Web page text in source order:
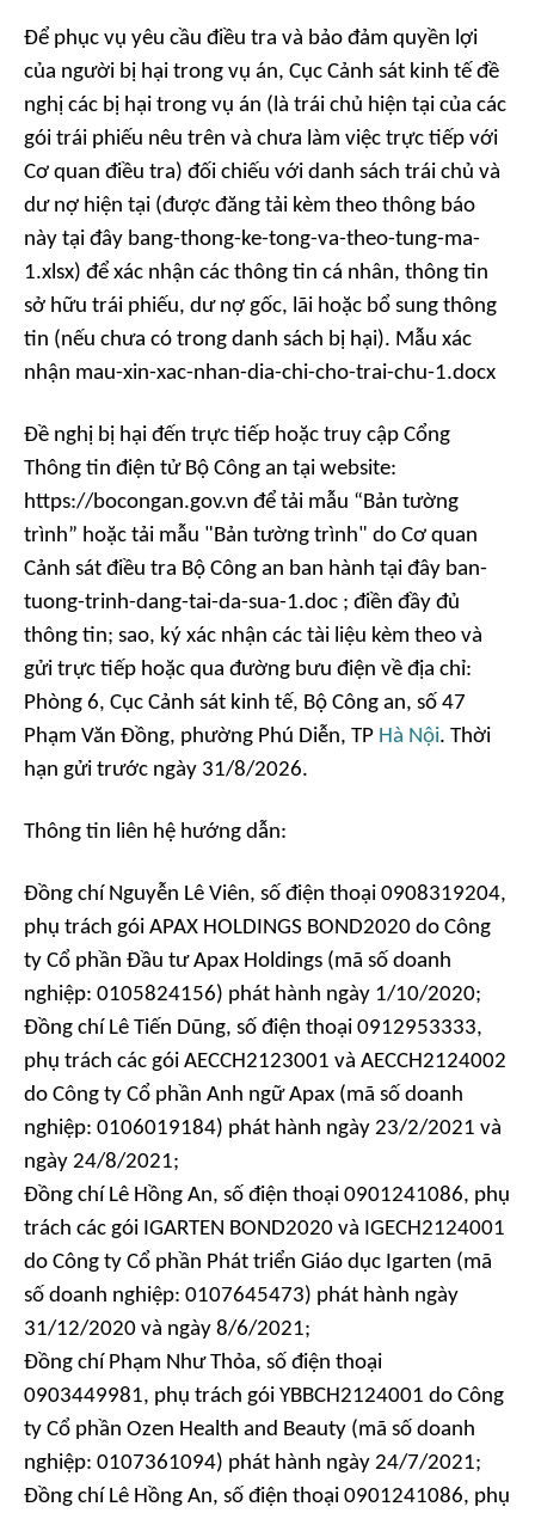
Để phục vụ yêu cầu điều tra và bảo đảm quyền lợi
của người bị hại trong vụ án, Cục Cảnh sát kinh tế đề
nghị các bị hại trong vụ án (là trái chủ hiện tại của các
gói trái phiếu nêu trên và chưa làm việc trực tiếp với
Cơ quan điều tra) đối chiếu với danh sách trái chủ và
dư nợ hiện tại (được đăng tải kèm theo thông báo
này tại đây bang-thong-ke-tong-va-theo-tung-ma-
1.xlsx) để xác nhận các thông tin cá nhân, thông tin
sở hữu trái phiếu, dư nợ gốc, lãi hoặc bổ sung thông
tin (nếu chưa có trong danh sách bị hại). Mẫu xác
nhận mau-xin-xac-nhan-dia-chi-cho-trai-chu-1.docx
Đề nghị bị hại đến trực tiếp hoặc truy cập Cổng
Thông tin điện tử Bộ Công an tại website:
https://bocongan.gov.vn để tải mẫu “Bản tường
trình” hoặc tải mẫu "Bản tường trình" do Cơ quan
Cảnh sát điều tra Bộ Công an ban hành tại đây ban-
tuong-trinh-dang-tai-da-sua-1.doc ; điền đầy đủ
thông tin; sao, ký xác nhận các tài liệu kèm theo và
gửi trực tiếp hoặc qua đường bưu điện về địa chỉ:
Phòng 6, Cục Cảnh sát kinh tế, Bộ Công an, số 47
Phạm Văn Đồng, phường Phú Diễn, TP Hà Nội. Thời
hạn gửi trước ngày 31/8/2026.
Thông tin liên hệ hướng dẫn:
Đồng chí Nguyễn Lê Viên, số điện thoại 0908319204,
phụ trách gói APAX HOLDINGS BOND2020 do Công
ty Cổ phần Đầu tư Apax Holdings (mã số doanh
nghiệp: 0105824156) phát hành ngày 1/10/2020;
Đồng chí Lê Tiến Dũng, số điện thoại 0912953333,
phụ trách các gói AECCH2123001 và AECCH2124002
do Công ty Cổ phần Anh ngữ Apax (mã số doanh
nghiệp: 0106019184) phát hành ngày 23/2/2021 và
ngày 24/8/2021;
Đồng chí Lê Hồng An, số điện thoại 0901241086, phụ
trách các gói IGARTEN BOND2020 và IGECH2124001
do Công ty Cổ phần Phát triển Giáo dục Igarten (mã
số doanh nghiệp: 0107645473) phát hành ngày
31/12/2020 và ngày 8/6/2021;
Đồng chí Phạm Như Thỏa, số điện thoại
0903449981, phụ trách gói YBBCH2124001 do Công
ty Cổ phần Ozen Health and Beauty (mã số doanh
nghiệp: 0107361094) phát hành ngày 24/7/2021;
Đồng chí Lê Hồng An, số điện thoại 0901241086, phụ